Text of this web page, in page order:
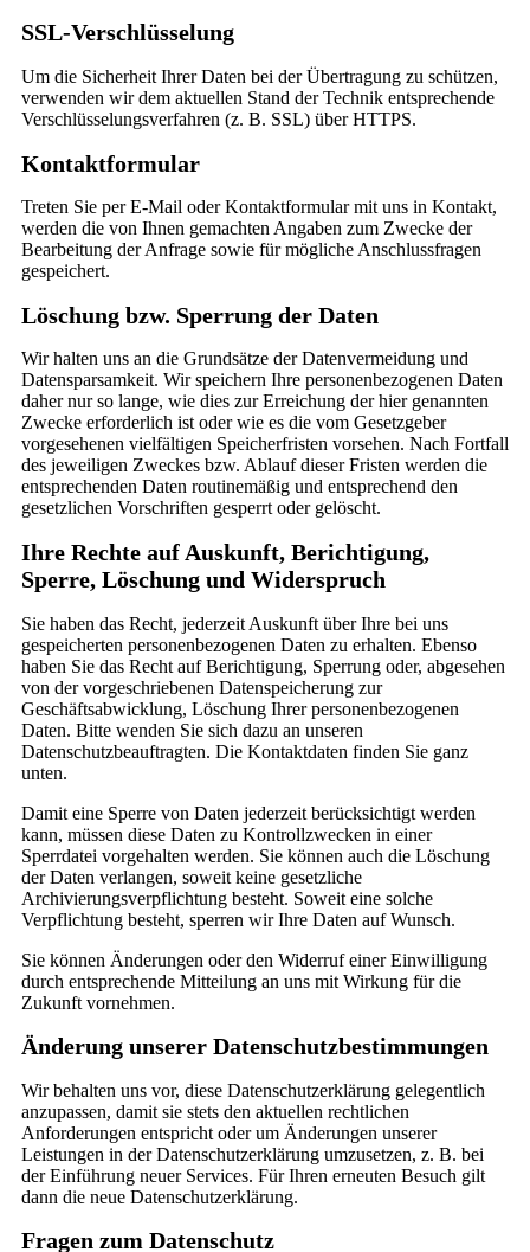
SSL-Verschlüsselung
Um die Sicherheit Ihrer Daten bei der Übertragung zu schützen,
verwenden wir dem aktuellen Stand der Technik entsprechende
Verschlüsselungsverfahren (z. B. SSL) über HTTPS.
Kontaktformular
Treten Sie per E-Mail oder Kontaktformular mit uns in Kontakt,
werden die von Ihnen gemachten Angaben zum Zwecke der
Bearbeitung der Anfrage sowie für mögliche Anschlussfragen
gespeichert.
Löschung bzw. Sperrung der Daten
Wir halten uns an die Grundsätze der Datenvermeidung und
Datensparsamkeit. Wir speichern Ihre personenbezogenen Daten
daher nur so lange, wie dies zur Erreichung der hier genannten
Zwecke erforderlich ist oder wie es die vom Gesetzgeber
vorgesehenen vielfältigen Speicherfristen vorsehen. Nach Fortfall
des jeweiligen Zweckes bzw. Ablauf dieser Fristen werden die
entsprechenden Daten routinemäßig und entsprechend den
gesetzlichen Vorschriften gesperrt oder gelöscht.
Ihre Rechte auf Auskunft, Berichtigung,
Sperre, Löschung und Widerspruch
Sie haben das Recht, jederzeit Auskunft über Ihre bei uns
gespeicherten personenbezogenen Daten zu erhalten. Ebenso
haben Sie das Recht auf Berichtigung, Sperrung oder, abgesehen
von der vorgeschriebenen Datenspeicherung zur
Geschäftsabwicklung, Löschung Ihrer personenbezogenen
Daten. Bitte wenden Sie sich dazu an unseren
Datenschutzbeauftragten. Die Kontaktdaten finden Sie ganz
unten.
Damit eine Sperre von Daten jederzeit berücksichtigt werden
kann, müssen diese Daten zu Kontrollzwecken in einer
Sperrdatei vorgehalten werden. Sie können auch die Löschung
der Daten verlangen, soweit keine gesetzliche
Archivierungsverpflichtung besteht. Soweit eine solche
Verpflichtung besteht, sperren wir Ihre Daten auf Wunsch.
Sie können Änderungen oder den Widerruf einer Einwilligung
durch entsprechende Mitteilung an uns mit Wirkung für die
Zukunft vornehmen.
Änderung unserer Datenschutzbestimmungen
Wir behalten uns vor, diese Datenschutzerklärung gelegentlich
anzupassen, damit sie stets den aktuellen rechtlichen
Anforderungen entspricht oder um Änderungen unserer
Leistungen in der Datenschutzerklärung umzusetzen, z. B. bei
der Einführung neuer Services. Für Ihren erneuten Besuch gilt
dann die neue Datenschutzerklärung.
Fragen zum Datenschutz